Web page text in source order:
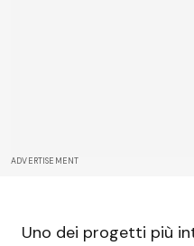
ADVERTISEMENT
Uno dei progetti più